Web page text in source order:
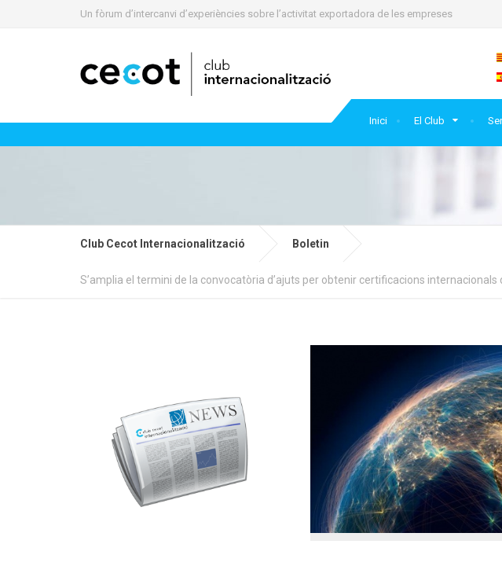
Un fòrum d’intercanvi d’experiències sobre l’activitat exportadora de les empreses
Inici El Club
Club Cecot Internacionalització Boletin
S’amplia el termini de la convocatòria d’ajuts per obtenir certificacions